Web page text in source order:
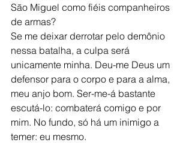
São Miguel como fiéis companheiros
de armas?
Se me deixar derrotar pelo demônio
nessa batalha, a culpa será
unicamente minha. Deu-me Deus um
defensor para o corpo e para a alma,
meu anjo bom. Ser-me-á bastante
escutá-lo: combaterá comigo e por
mim. No fundo, só há um inimigo a
temer: eu mesmo.